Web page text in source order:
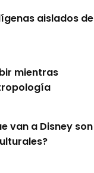
aislados de
mientras
van a Disney son